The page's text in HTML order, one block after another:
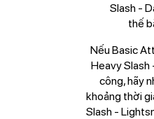
Slash -
thế
Nếu Basic
Heavy Slash
công, hãy
khoảng thời
Slash -